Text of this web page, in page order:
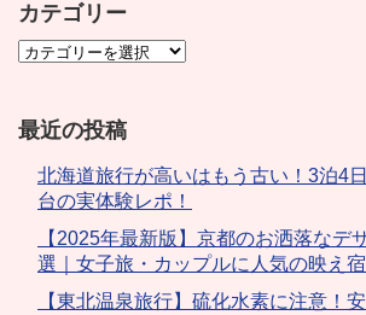
カテゴリー
最近の投稿
北海道旅行が高いはもう古い！3泊4
台の実体験レポ！
【2025年最新版】京都のお洒落なデ
選｜女子旅・カップルに人気の映え
【東北温泉旅行】硫化水素に注意！